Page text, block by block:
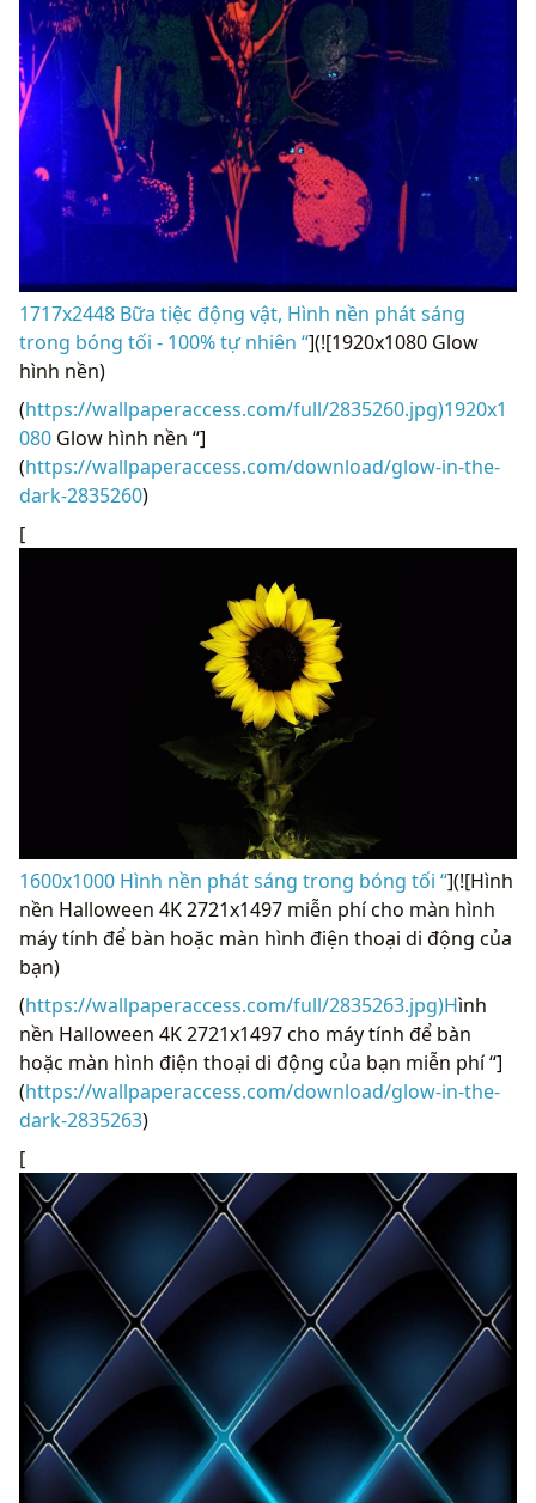
1717x2448 Bữa tiệc động vật, Hình nền phát sáng
trong bóng tối - 100% tự nhiên “](![1920x1080 Glow
hình nền)
(https://wallpaperaccess.com/full/2835260.jpg)1920x1
080 Glow hình nền “]
(https://wallpaperaccess.com/download/glow-in-the-
dark-2835260)
[
1600x1000 Hình nền phát sáng trong bóng tối “](![Hình
nền Halloween 4K 2721x1497 miễn phí cho màn hình
máy tính để bàn hoặc màn hình điện thoại di động của
bạn)
(https://wallpaperaccess.com/full/2835263.jpg)Hình
nền Halloween 4K 2721x1497 cho máy tính để bàn
hoặc màn hình điện thoại di động của bạn miễn phí “]
(https://wallpaperaccess.com/download/glow-in-the-
dark-2835263)
[